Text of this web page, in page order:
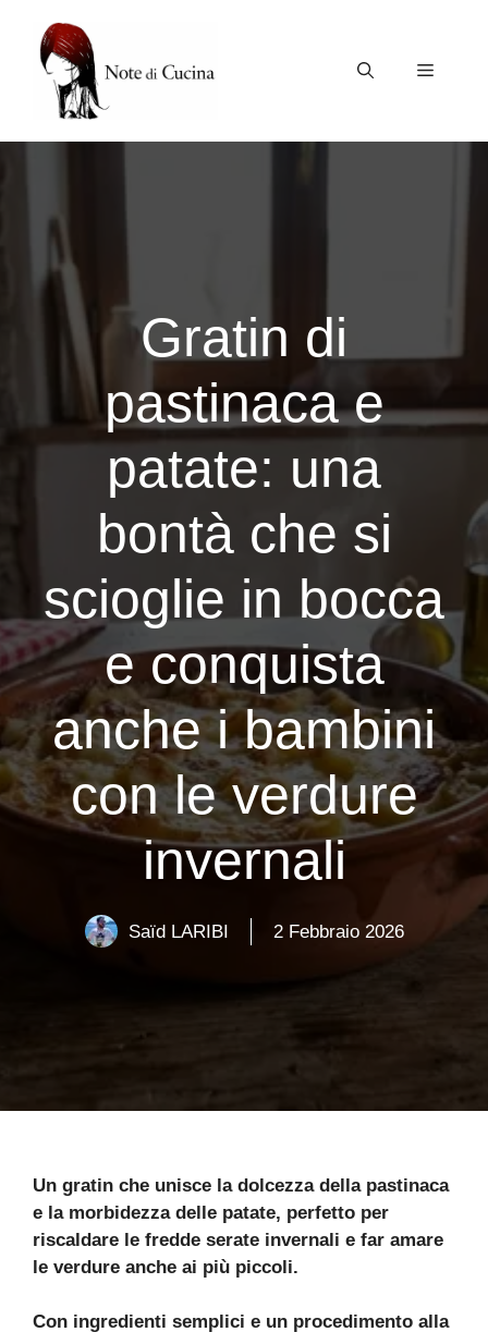
contenuto
Menu
Gratin di
pastinaca e
patate: una
bontà che si
scioglie in bocca
e conquista
anche i bambini
con le verdure
invernali
Saïd LARIBI 2 Febbraio 2026
Un gratin che unisce la dolcezza della pastinaca
e la morbidezza delle patate, perfetto per
riscaldare le fredde serate invernali e far amare
le verdure anche ai più piccoli.
Con ingredienti semplici e un procedimento alla